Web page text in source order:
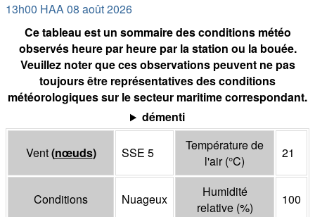
13h00 HAA 08 août 2026
Ce tableau est un sommaire des conditions météo
observés heure par heure par la station ou la bouée.
Veuillez noter que ces observations peuvent ne pas
toujours être représentatives des conditions
météorologiques sur le secteur maritime correspondant.
démenti
Vent(nœuds) SSE 5
Température de
l'air(°C)
21
Conditions Nuageux
Humidité
relative (%)
100